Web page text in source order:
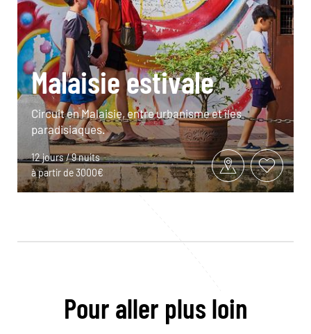
Malaisie estivale
Circuit en Malaisie, entre urbanisme et îles
paradisiaques.
12 jours / 9 nuits
à partir de 3000€
Pour aller plus loin